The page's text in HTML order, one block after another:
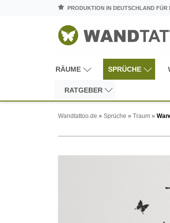
PRODUKTION IN DEUTSCHLAND
RÄUME SPRÜCHE
RATGEBER
Wandtattoo.de » Sprüche » Traum »